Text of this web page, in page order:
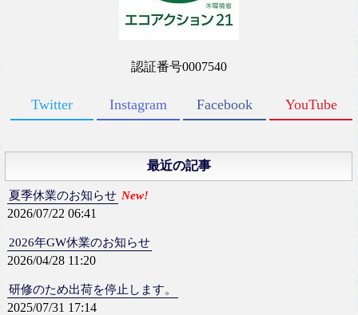
認証番号0007540
Twitter Instagram Facebook YouTube
最近の記事
夏季休業のお知らせ New!
2026/07/22 06:41
2026年GW休業のお知らせ
2026/04/28 11:20
研修のため出荷を停止します。
2025/07/31 17:14